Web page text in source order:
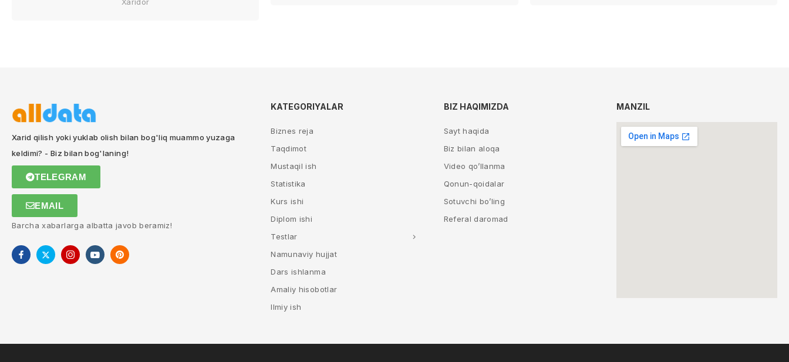
Xarid qilish yoki yuklab olish bilan bog'liq muammo yuzaga
keldimi? - Biz bilan bog'laning!
TELEGRAM
EMAIL
Barcha xabarlarga albatta javob beramiz!
KATEGORIYALAR
Biznes reja
Taqdimot
Mustaqil ish
Statistika
Kurs ishi
Diplom ishi
Testlar
Namunaviy hujjat
Dars ishlanma
Amaliy hisobotlar
Ilmiy ish
BIZ HAQIMIZDA
Sayt haqida
Biz bilan aloqa
Video qo’llanma
Qonun-qoidalar
Sotuvchi bo’ling
Referal daromad
MANZIL